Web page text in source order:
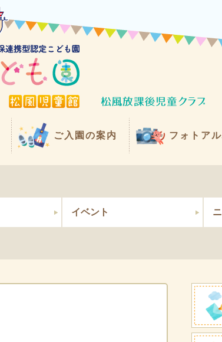
ご入園の案内 フォトア
イベント